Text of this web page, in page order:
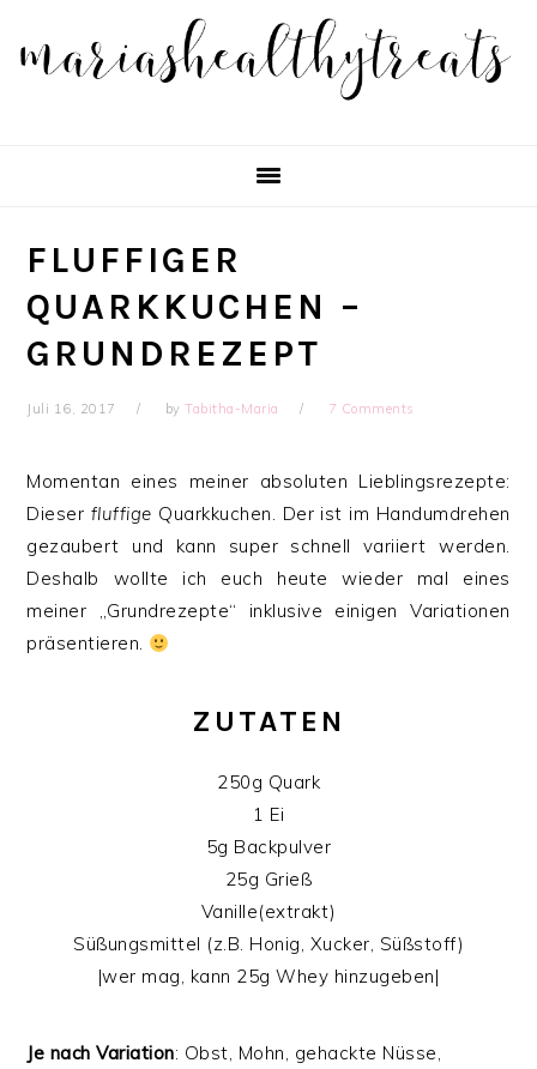
primary
primary
footer
FLUFFIGER
QUARKKUCHEN –
GRUNDREZEPT
Juli 16, 2017 byTabitha-Maria 7 Comments
Momentan eines meiner absoluten Lieblingsrezepte:
Dieser fluffige Quarkkuchen. Der ist im Handumdrehen
gezaubert und kann super schnell variiert werden.
Deshalb wollte ich euch heute wieder mal eines
meiner „Grundrezepte“ inklusive einigen Variationen
präsentieren.
ZUTATEN
250g Quark
1 Ei
5g Backpulver
25g Grieß
Vanille(extrakt)
Süßungsmittel (z.B. Honig, Xucker, Süßstoff)
|wer mag, kann 25g Whey hinzugeben|
Je nach Variation: Obst, Mohn, gehackte Nüsse,